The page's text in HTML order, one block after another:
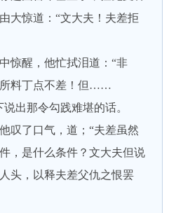
大惊道：“文大夫！夫差拒
醒，他忙拭泪道：“非
所料丁点不差！但……
出那令勾践难堪的话。
了口气，道；“夫差虽然
，是什么条件？文大夫但说
头，以释夫差父仇之恨罢